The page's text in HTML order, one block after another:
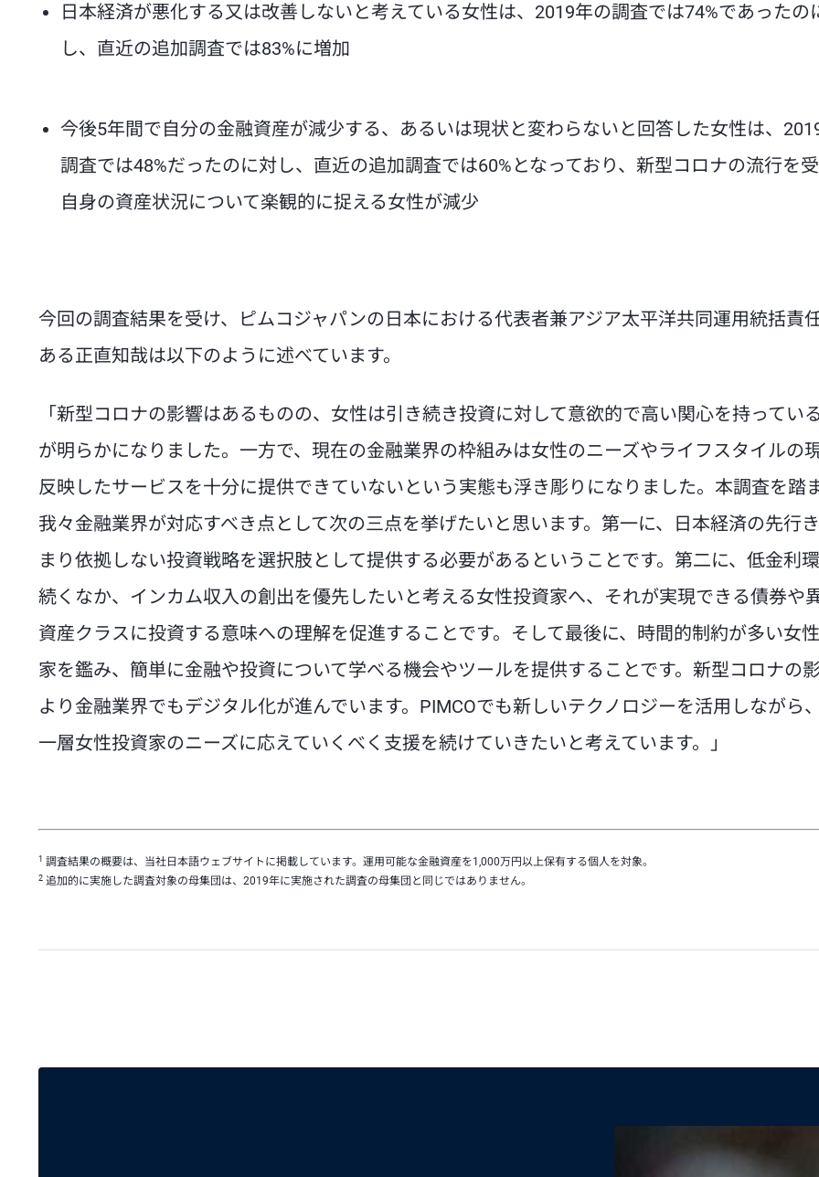
日本経済が悪化する又は改善しないと考えている女性は、2019年の調査では74%であったの
し、直近の追加調査では83%に増加
今後5年間で自分の金融資産が減少する、あるいは現状と変わらないと回答した女性は、
調査では48%だったのに対し、直近の追加調査では60%となっており、新型コロナの流行を
自身の資産状況について楽観的に捉える女性が減少
今回の調査結果を受け、ピムコジャパンの日本における代表者兼アジア太平洋共同運用統括責
ある正直知哉は以下のように述べています。
「新型コロナの影響はあるものの、女性は引き続き投資に対して意欲的で高い関心を持ってい
が明らかになりました。一方で、現在の金融業界の枠組みは女性のニーズやライフスタイルの
反映したサービスを十分に提供できていないという実態も浮き彫りになりました。本調査を踏
我々金融業界が対応すべき点として次の三点を挙げたいと思います。第一に、日本経済の先行
まり依拠しない投資戦略を選択肢として提供する必要があるということです。第二に、低金利
続くなか、インカム収入の創出を優先したいと考える女性投資家へ、それが実現できる債券や
資産クラスに投資する意味への理解を促進することです。そして最後に、時間的制約が多い女
家を鑑み、簡単に金融や投資について学べる機会やツールを提供することです。新型コロナの
より金融業界でもデジタル化が進んでいます。PIMCOでも新しいテクノロジーを活用しながら
一層女性投資家のニーズに応えていくべく支援を続けていきたいと考えています。」
1 調査結果の概要は、当社日本語ウェブサイトに掲載しています。運用可能な金融資産を1,000万円以上保有する個人を対象。
2 追加的に実施した調査対象の母集団は、2019年に実施された調査の母集団と同じではありません。